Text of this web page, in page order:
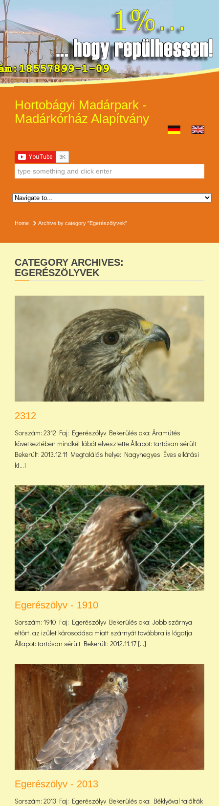
Hortobágyi Madárpark -
Madárkórház Alapítvány
Home Archive by category "Egerészölyvek"
CATEGORY ARCHIVES:
EGERÉSZÖLYVEK
2312
Sorszám: 2312 Faj: Egerészölyv Bekerülés oka: Áramütés
következtében mindkét lábát elvesztette Állapot: tartósan sérült
Bekerült: 2013.12.11 Megtalálás helye: Nagyhegyes Éves ellátási
k[...]
Egerészölyv - 1910
Sorszám: 1910 Faj: Egerészölyv Bekerülés oka: Jobb szárnya
eltört, az izület károsodása miatt szárnyát továbbra is lógatja
Állapot: tartósan sérült Bekerült: 2012.11.17 [...]
Egerészölyv - 2013
Sorszám: 2013 Faj: Egerészölyv Bekerülés oka: Béklyóval találták